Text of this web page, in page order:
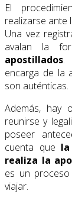
El
realizarse ante
Una vez
avalan la
apostillados.
encarga de la
son auténticas.
Además, hay
reunirse y
poseer
cuenta que
realiza la
es un
viajar.